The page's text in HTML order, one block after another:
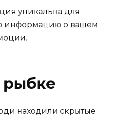
уникальна для
информацию о вашем
рыбке
находили скрытые